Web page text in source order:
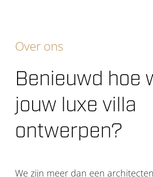
Over ons
Benieuwd hoe
jouw luxe villa
ontwerpen?
We zijn meer dan een